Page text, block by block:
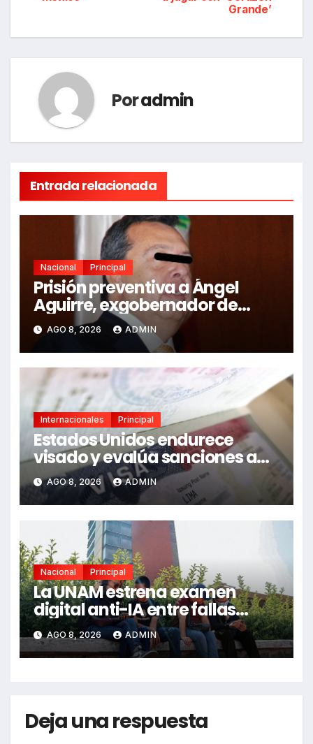
Grande’
Poradmin
Entrada relacionada
Nacional Principal
Prisión preventiva a Ángel
Aguirre, exgobernador de
Guerrero, por caso Ayotzinapa
AGO 8, 2026 ADMIN
Internacionales Principal
Estados Unidos endurece
visado y evalúa sanciones a
funcionarios de México
AGO 8, 2026 ADMIN
Nacional Principal
La UNAM estrena examen
digital anti-IA entre fallas
técnicas y angustia estudiantil
AGO 8, 2026 ADMIN
Deja una respuesta